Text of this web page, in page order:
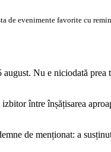
de evenimente favorite cu
Nu e niciodată prea
între înșățisarea
de menționat: a